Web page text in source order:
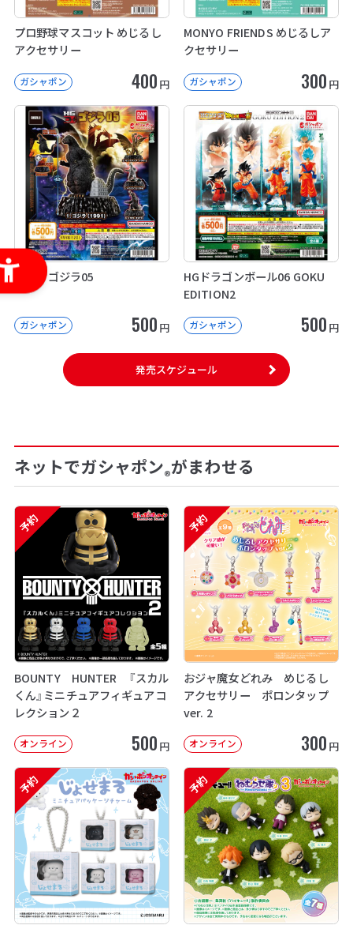
プロ野球マスコット めじるし
アクセサリー
ガシャポン 400 円
MONYO FRIENDS めじるしア
クセサリー
ガシャポン 300 円
HGD+ ゴジラ05
ガシャポン 500 円
HGドラゴンボール06 GOKU
EDITION2
ガシャポン 500 円
発売スケジュール
ネットでガシャポン®がまわせる
予約
BOUNTY HUNTER 『スカル
くん』ミニチュアフィギュアコ
レクション２
オンライン 500 円
予約
おジャ魔女どれみ めじるし
アクセサリー ポロンタップ
ver. 2
オンライン 300 円
予約 予約